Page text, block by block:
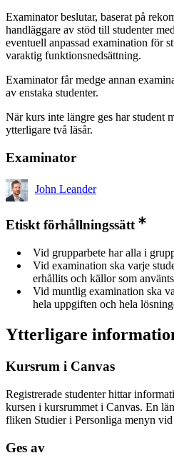
Examinator beslutar, baserat på
handläggare av stöd till studenter
eventuell anpassad examination för
varaktig funktionsnedsättning.
Examinator får medge annan
av enstaka studenter.
När kurs inte längre ges har student
ytterligare två läsår.
Examinator
John Leander
Etiskt förhållningssätt
Vid grupparbete har alla i
Vid examination ska varje
erhållits och källor som
Vid muntlig examination ska
hela uppgiften och hela
Ytterligare
Kursrum i Canvas
Registrerade studenter hittar
kursen i kursrummet i Canvas. En
fliken Studier i Personliga menyn vid
Ges av